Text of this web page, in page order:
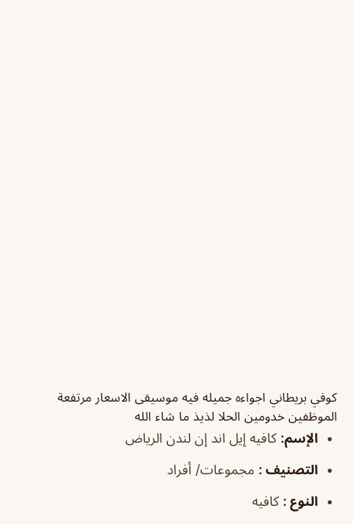
كوفي بريطاني اجواءه جميله فيه موسيقى الاسعار مرتفعة
الموظفين خدومين الحلا لذيذ ما شاء الله
الإسم: كافيه إيل اند إن لندن الرياض
التصنيف : مجموعات/ أفراد
النوع : كافيه